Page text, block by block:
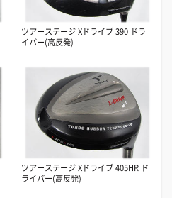
ツアーステージ Xドライブ 390 ドラ
イバー(高反発)
ツアーステージ Xドライブ 405HR ド
ライバー(高反発)